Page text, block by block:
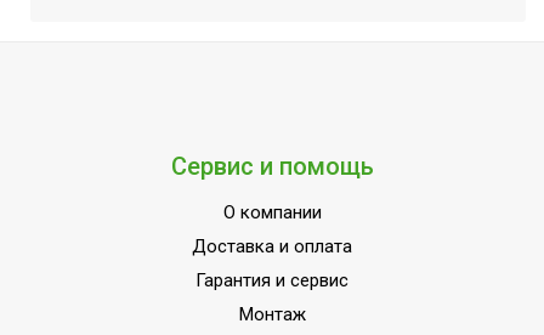
SLEEP;Работает с
Марусей;Работает с
комплекте;Память
параметров работы;Класс
Сервис и помощь
О компании
Доставка и оплата
Гарантия и сервис
Монтаж